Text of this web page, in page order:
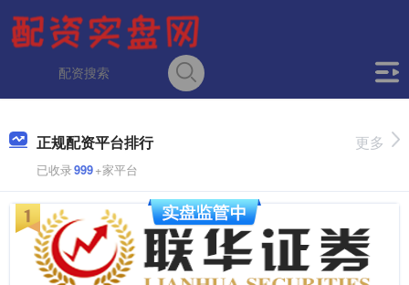
正规配资平台排行
已收录999+家平台
更多